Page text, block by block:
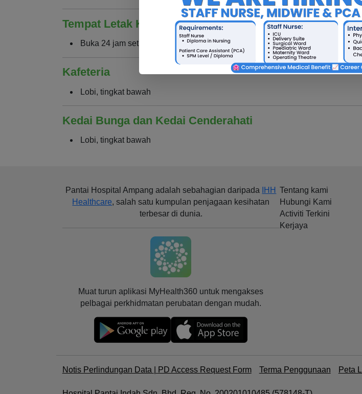
Tempat Letak Kereta
Buka 24 jam setiap hari
Kafeteria
Lobi, tingkat bawah
Kedai Bunga dan Kedai Cenderahati
Lobi, tingkat bawah
Pantai Hospital Ampang adalah sebahagian daripada
IHH
Healthcare, salah satu kumpulan penjagaan kesihatan
terbesar di dunia.
Muat turun aplikasi MyHealth360 untuk mengakses
pelbagai perkhidmatan perubatan dengan mudah.
Tentang kami
Hubungi Kami
Activiti Terkini
Kerjaya
Notis Perlindungan Data PD Access Request Form Terma Penggunaan Peta